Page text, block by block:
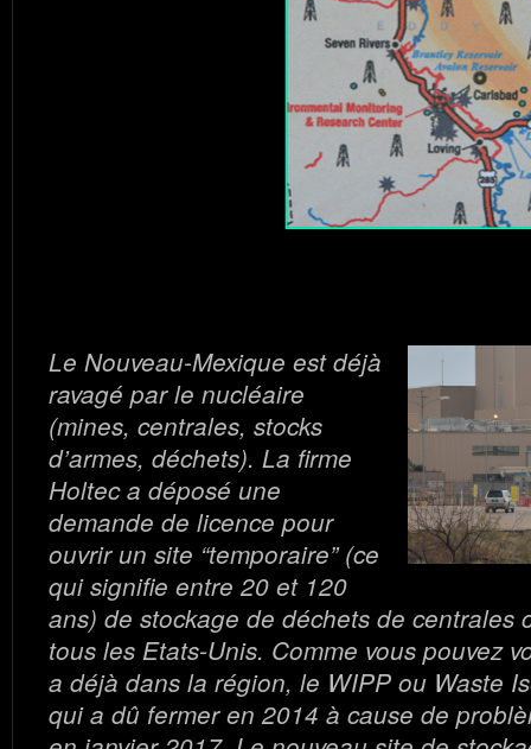
Le Nouveau-Mexique est déjà
ravagé par le nucléaire
(mines, centrales, stocks
d’armes, déchets). La firme
Holtec a déposé une
demande de licence pour
ouvrir un site “temporaire” (ce
qui signifie entre 20 et 120
ans) de stockage de déchets de centrales
tous les Etats-Unis. Comme vous pouvez
a déjà dans la région, le WIPP ou Waste
qui a dû fermer en 2014 à cause de